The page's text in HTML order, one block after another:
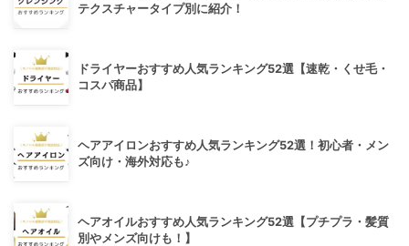
テクスチャータイプ別に紹介！
ドライヤーおすすめ人気ランキング52選【速乾・くせ毛・
コスパ商品】
ヘアアイロンおすすめ人気ランキング52選！初心者・メン
ズ向け・海外対応も♪
ヘアオイルおすすめ人気ランキング52選【プチプラ・髪質
別やメンズ向けも！】